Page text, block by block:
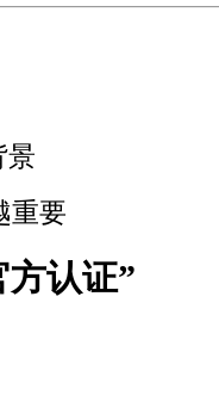
景
重要
认证”